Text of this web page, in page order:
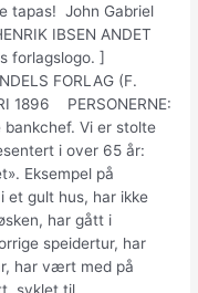
tapas! ​ John Gabriel
IBSEN ANDET
forlagslogo. ]
FORLAG (F.
1896 ​ ​ ​ PERSONERNE:
Vi er stolte
i over 65 år:
Eksempel på
et gult hus, har ikke
har gått i
speidertur, har
har vært med på
syklet til